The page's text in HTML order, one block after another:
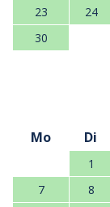
23
24
30
Mo
Di
1
7
8